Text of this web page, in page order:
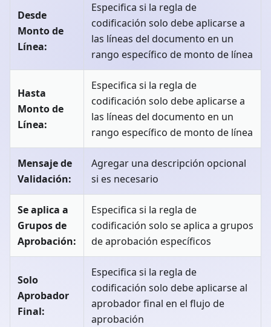
Desde
Monto de
Línea:
Especifica si la regla de
codificación solo debe aplicarse a
las líneas del documento en un
rango específico de monto de línea
Hasta
Monto de
Línea:
Especifica si la regla de
codificación solo debe aplicarse a
las líneas del documento en un
rango específico de monto de línea
Mensaje de
Validación:
Agregar una descripción opcional
si es necesario
Se aplica a
Grupos de
Aprobación:
Especifica si la regla de
codificación solo se aplica a grupos
de aprobación específicos
Solo
Aprobador
Final:
Especifica si la regla de
codificación solo debe aplicarse al
aprobador final en el flujo de
aprobación